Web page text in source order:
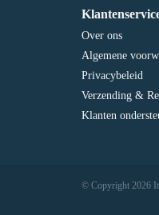
Over ons
Algemene
Privacybeleid
Verzending &
Klanten
© Copyright 2026